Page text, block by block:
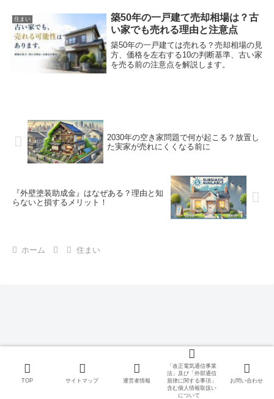
住まい
築50年の一戸建て売却相場は？古
い家でも売れる理由と注意点
築50年の一戸建ては売れる？売却相場の見
方、価格を左右する10の判断基準、古い家
を売る前の注意点を解説します。
2030年の空き家問題で何が起こる？放置し
た実家が売れにくくなる前に
『外壁塗装助成金』はなぜある？理由と知
らないと損するメリット！
ホーム 住まい
TOP サイトマップ 運営者情報
「改正電気通信事業
法」及び「外部通信
規律に関する事項」
含む個人情報取扱い
について
お問い合わせ